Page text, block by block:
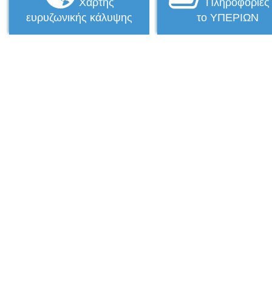
Χάρτης
ευρυζωνικής κάλυψης
Πληροφορίες
το ΥΠΕΡΙΩΝ